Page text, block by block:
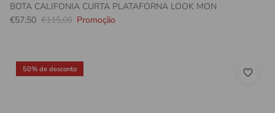
BOTA CALIFONIA CURTA PLATAFORNA LOOK MON
Preço promocional
€57,50 Preço normal
€115,00 Promoção
50% de desconto